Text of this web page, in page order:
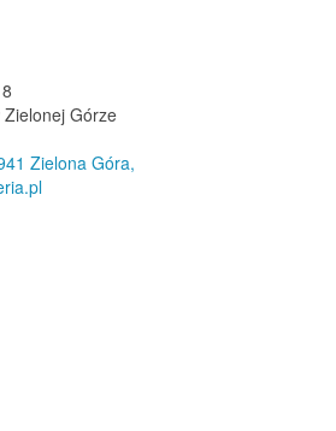
Górze
Zielona Góra,